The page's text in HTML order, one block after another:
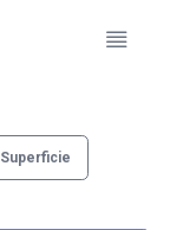
Superficie